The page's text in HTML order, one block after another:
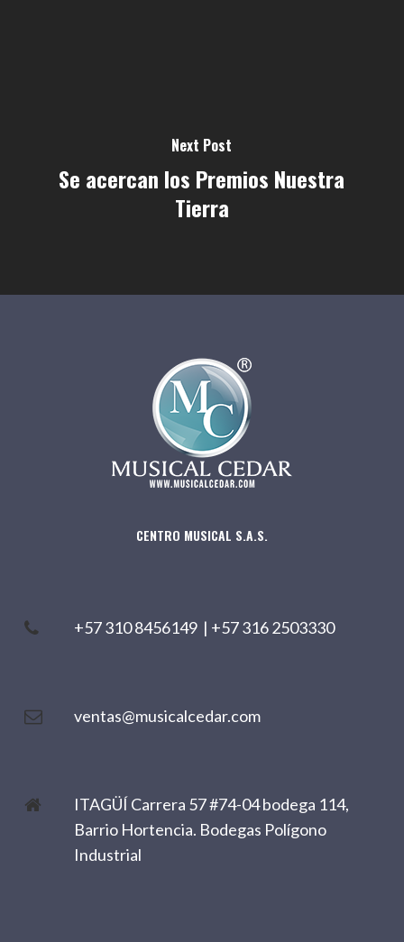
Next Post
Se acercan los Premios Nuestra
Tierra
CENTRO MUSICAL S.A.S.
+57 310 8456149 | +57 316 2503330
ventas@musicalcedar.com
ITAGÜÍ Carrera 57 #74-04 bodega 114,
Barrio Hortencia. Bodegas Polígono
Industrial